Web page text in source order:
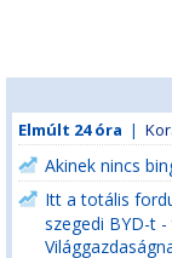
Elmúlt 24 óra |
Akinek nincs
Itt a totális
szegedi BYD-t